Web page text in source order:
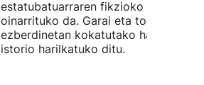
estatubatuarraren fikzioko liburuan
oinarrituko da. Garai eta toki
ezberdinetan kokatutako hainbat
istorio harilkatuko ditu.